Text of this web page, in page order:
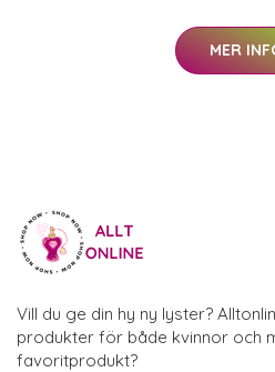
MER
Vill du ge din hy ny lyster?
produkter för både kvinnor och
favoritprodukt?